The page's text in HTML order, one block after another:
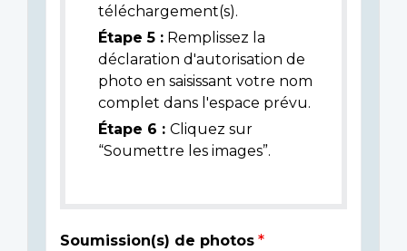
téléchargement(s).
Étape 5 : Remplissez la
déclaration d'autorisation de
photo en saisissant votre nom
complet dans l'espace prévu.
Étape 6 : Cliquez sur
“Soumettre les images”.
Soumission(s) de photos